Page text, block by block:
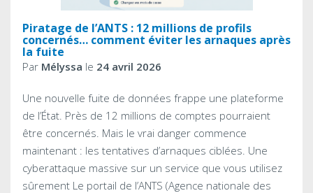
Piratage de l’ANTS : 12 millions de profils
concernés… comment éviter les arnaques après
la fuite
Par Mélyssa le 24 avril 2026
Une nouvelle fuite de données frappe une plateforme
de l’État. Près de 12 millions de comptes pourraient
être concernés. Mais le vrai danger commence
maintenant : les tentatives d’arnaques ciblées. Une
cyberattaque massive sur un service que vous utilisez
sûrement Le portail de l’ANTS (Agence nationale des